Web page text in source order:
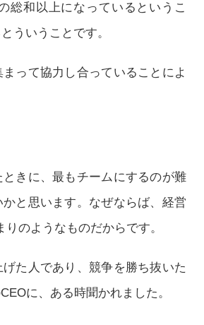
総和以上になっているというこ
ういうことです。
って協力し合っていることによ
きに、最もチームにするのが難
と思います。なぜならば、経営
のようなものだからです。
た人であり、競争を勝ち抜いた
に、ある時聞かれました。